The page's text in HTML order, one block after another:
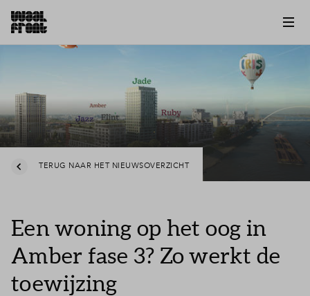
TERUG NAAR HET NIEUWSOVERZICHT
Een woning op het oog in
Amber fase 3? Zo werkt de
toewijzing